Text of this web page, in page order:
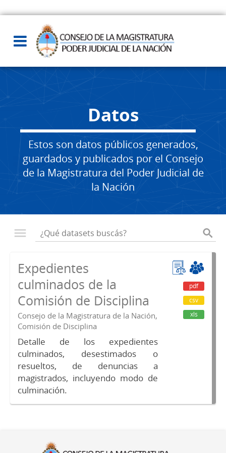
Datos
Estos son datos públicos generados,
guardados y publicados por el Consejo
de la Magistratura del Poder Judicial de
la Nación
Expedientes
culminados de la
Comisión de Disciplina
Consejo de la Magistratura de la Nación,
Comisión de Disciplina
Detalle de los expedientes
culminados, desestimados o
resueltos, de denuncias a
magistrados, incluyendo modo de
culminación.
pdf
csv
xls